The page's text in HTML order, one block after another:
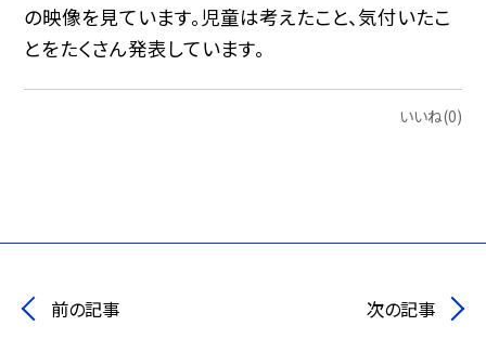
の映像を見ています。児童は考えたこと、気付いたこ
とをたくさん発表しています。
いいね(0)
前の記事 次の記事